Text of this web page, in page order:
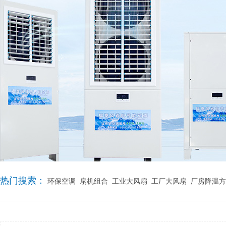
热门搜索： 环保空调 扇机组合 工业大风扇 工厂大风扇 厂房降温